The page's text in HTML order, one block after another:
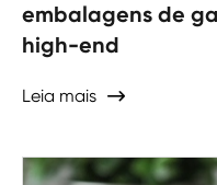
embalagens de
high-end
Leia mais 